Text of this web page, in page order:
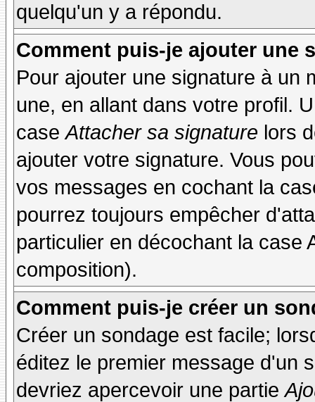
quelqu'un y a répondu.
Comment puis-je ajouter une
Pour ajouter une signature à un
une, en allant dans votre profil.
caseAttacher sa signature lors
ajouter votre signature. Vous
vos messages en cochant la
pourrez toujours empêcher
particulier en décochant la case
composition).
Comment puis-je créer un
Créer un sondage est facile;
éditez le premier message d'un
devriez apercevoir une partie